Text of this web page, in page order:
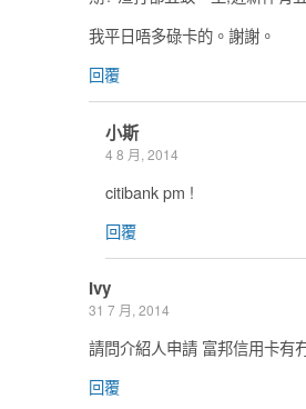
我平日唔多碌卡的。謝謝。
回覆
小斯
4 8 月, 2014
citibank pm !
回覆
Ivy
31 7 月, 2014
請問介紹人申請 富邦信用卡有
回覆